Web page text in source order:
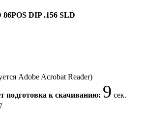
DIP .156 SLD
Adobe Acrobat Reader)
подготовка к скачиванию: 8 сек.